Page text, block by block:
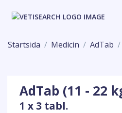
Startsida Medicin AdTab
AdTab (11 - 22
1 x 3 tabl.